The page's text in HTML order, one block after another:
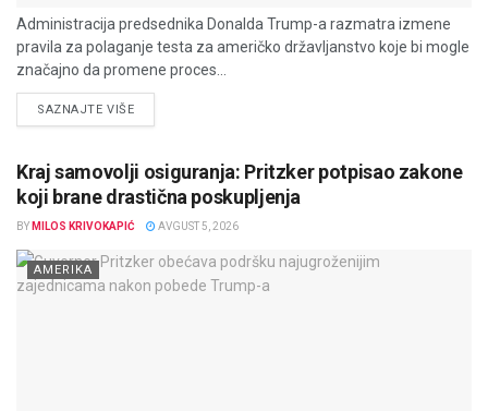
Administracija predsednika Donalda Trump-a razmatra izmene
pravila za polaganje testa za američko državljanstvo koje bi mogle
značajno da promene proces...
SAZNAJTE VIŠEDETAILS
Kraj samovolji osiguranja: Pritzker potpisao zakone
koji brane drastična poskupljenja
BY MILOS KRIVOKAPIĆ AVGUST 5, 2026
AMERIKA